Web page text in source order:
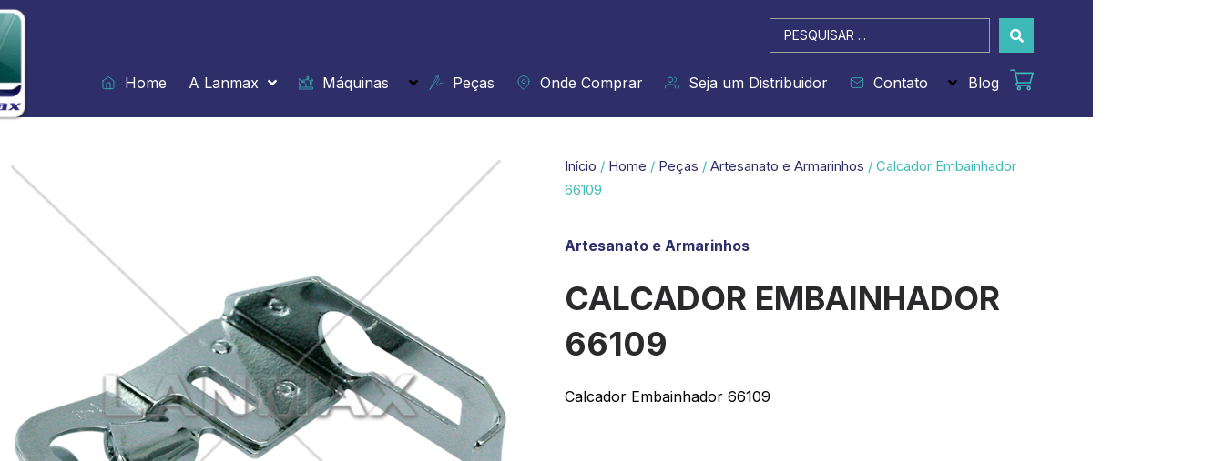
Ir
para
o
conteúdo
Pesquisar
...
Home
A Lanmax Máquinas Peças Onde Comprar Seja um Distribuidor Contato Blog
Início / Home / Peças / Artesanato e Armarinhos / Calcador Embainhador
66109
Artesanato e Armarinhos
CALCADOR EMBAINHADOR
66109
Calcador Embainhador 66109